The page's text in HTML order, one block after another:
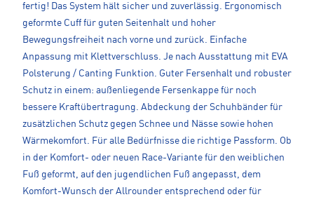
fertig! Das System hält sicher und zuverlässig. Ergonomisch
geformte Cuff für guten Seitenhalt und hoher
Bewegungsfreiheit nach vorne und zurück. Einfache
Anpassung mit Klettverschluss. Je nach Ausstattung mit EVA
Polsterung / Canting Funktion. Guter Fersenhalt und robuster
Schutz in einem: außenliegende Fersenkappe für noch
bessere Kraftübertragung. Abdeckung der Schuhbänder für
zusätzlichen Schutz gegen Schnee und Nässe sowie hohen
Wärmekomfort. Für alle Bedürfnisse die richtige Passform. Ob
in der Komfort- oder neuen Race-Variante für den weiblichen
Fuß geformt, auf den jugendlichen Fuß angepasst, dem
Komfort-Wunsch der Allrounder entsprechend oder für